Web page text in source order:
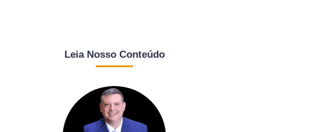
Leia Nosso Conteúdo